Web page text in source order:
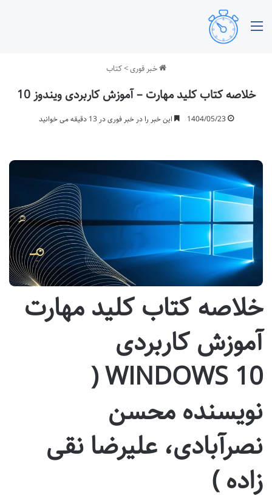
خبر فوری>کتاب
خلاصه کتاب کلید مهارت – آموزش کاربردی ویندوز 10
1404/05/23 این خبر را در خبر فوری در 13 دقیقه می خوانید
خلاصه کتاب کلید مهارت
آموزش کاربردی
WINDOWS 10 (
نویسنده محسن
نصرآبادی، علیرضا نقی
زاده )